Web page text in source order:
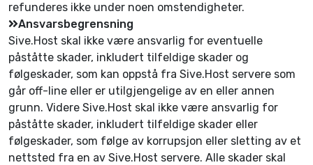
refunderes ikke under noen omstendigheter.
Ansvarsbegrensning
Sive.Host skal ikke være ansvarlig for eventuelle
påståtte skader, inkludert tilfeldige skader og
følgeskader, som kan oppstå fra Sive.Host servere som
går off-line eller er utilgjengelige av en eller annen
grunn. Videre Sive.Host skal ikke være ansvarlig for
påståtte skader, inkludert tilfeldige skader eller
følgeskader, som følge av korrupsjon eller sletting av et
nettsted fra en av Sive.Host servere. Alle skader skal